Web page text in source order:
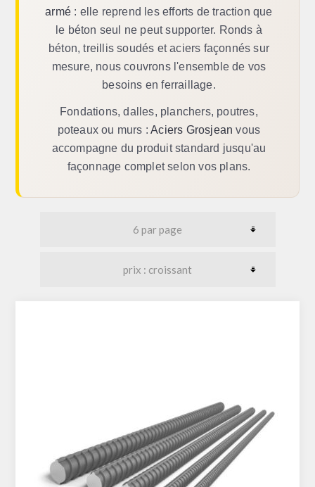
armé : elle reprend les efforts de traction que
le béton seul ne peut supporter. Ronds à
béton, treillis soudés et aciers façonnés sur
mesure, nous couvrons l'ensemble de vos
besoins en ferraillage.
Fondations, dalles, planchers, poutres,
poteaux ou murs :Aciers Grosjean vous
accompagne du produit standard jusqu'au
façonnage complet selon vos plans.